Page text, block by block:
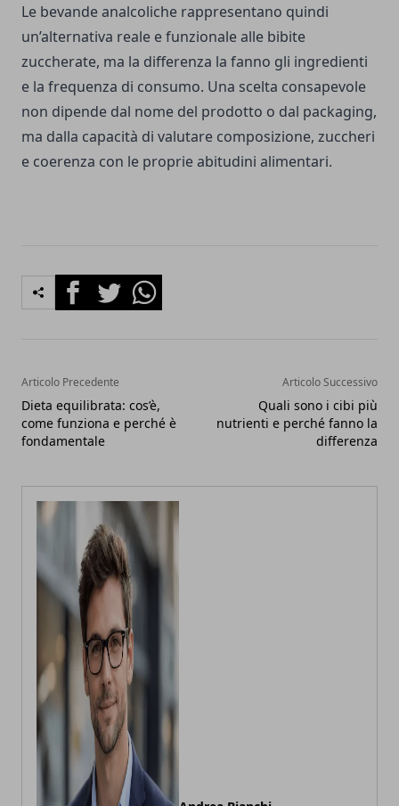
Le bevande analcoliche rappresentano quindi
un’alternativa reale e funzionale alle bibite
zuccherate, ma la differenza la fanno gli ingredienti
e la frequenza di consumo. Una scelta consapevole
non dipende dal nome del prodotto o dal packaging,
ma dalla capacità di valutare composizione, zuccheri
e coerenza con le proprie abitudini alimentari.
FacebookTwitterWhatsapp
Articolo Precedente
Dieta equilibrata: cos’è,
come funziona e perché è
fondamentale
Articolo Successivo
Quali sono i cibi più
nutrienti e perché fanno la
differenza